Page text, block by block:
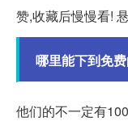
赞,收藏后慢慢看!
哪里能下到免
他们的不一定有